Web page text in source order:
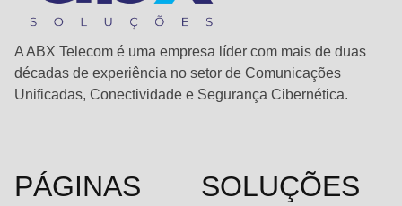
A ABX Telecom é uma empresa líder com mais de duas
décadas de experiência no setor de Comunicações
Unificadas, Conectividade e Segurança Cibernética.
PÁGINAS SOLUÇÕES